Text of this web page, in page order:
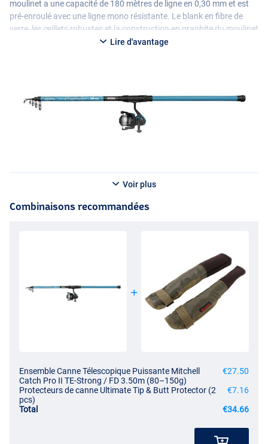
moulinet a une capacité de 180 mètres de ligne en 0,30 mm et est
pré-enroulé avec une ligne mono résistante. Le blank en fibre de
verre, les œillets robustes et la construction en graphite du moulinet
font de cet ensemble un outil à la fois durable et facile à utiliser.
Lire d'avantage
Voir plus
Combinaisons recommandées
Ensemble Canne Télescopique Puissante Mitchell
Catch Pro II TE-Strong / FD 3.50m (80–150g)
€27.50
Protecteurs de canne Ultimate Tip & Butt Protector (2
pcs)
€7.16
Total
€34.66